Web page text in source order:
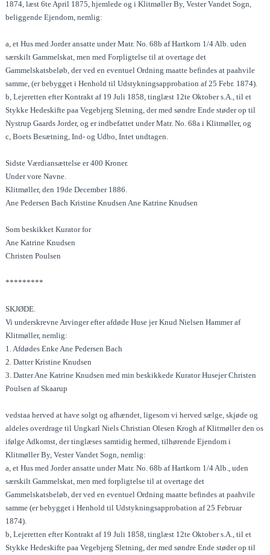
1874, læst 6te April 1875, hjemlede og i Klitmøller By, Vester Vandet Sogn,
beliggende Ejendom, nemlig:
a, et Hus med Jorder ansatte under Matr. No. 68b af Hartkorn 1/4 Alb. uden
særskilt Gammelskat, men med Forpligtelse til at overtage det
Gammelskatsbeløb, der ved en eventuel Ordning maatte befindes at paahvile
samme, (er bebygget i Henhold til Udstykningsapprobation af 25 Febr. 1874).
b, Lejeretten efter Kontrakt af 19 Juli 1858, tinglæst 12te Oktober s.A., til et
Stykke Hedeskifte paa Vegebjerg Sletning, der med søndre Ende støder op til
Nystrup Gaards Jorder, og er indbefattet under Matr. No. 68a i Klitmøller, og
c, Boets Besætning, Ind- og Udbo, Intet undtagen.
Sidste Værdiansættelse er 400 Kroner.
Under vore Navne.
Klitmøller, den 19de December 1886.
Ane Pedersen Bach Kristine Knudsen Ane Katrine Knudsen
Som beskikket Kurator for
Ane Katrine Knudsen
Christen Poulsen
*********
SKJØDE.
Vi underskrevne Arvinger efter afdøde Huse jer Knud Nielsen Hammer af
Klitmøller, nemlig:
1. Afdødes Enke Ane Pedersen Bach
2. Datter Kristine Knudsen
3. Datter Ane Katrine Knudsen med min beskikkede Kurator Husejer Christen
Poulsen af Skaarup
vedstaa herved at have solgt og afhændet, ligesom vi herved sælge, skjøde og
aldeles overdrage til Ungkarl Niels Christian Olesen Krogh af Klitmøller den os
ifølge Adkomst, der tinglæses samtidig hermed, tilhørende Ejendom i
Klitmøller By, Vester Vandet Sogn, nemlig:
a, et Hus med Jorder ansatte under Matr. No. 68b af Hartkorn 1/4 Alb., uden
særskilt Gammelskat, men med forpligtelse til at overtage det
Gammelskatsbeløb, der ved en eventuel Ordning maatte befindes at paahvile
samme (er bebygget i Henhold til Udstykningsapprobation af 25 Februar
1874).
b, Lejeretten efter Kontrakt af 19 Juli 1858, tinglæst 12te Oktober s.A., til et
Stykke Hedeskifte paa Vegebjerg Sletning, der med søndre Ende støder op til